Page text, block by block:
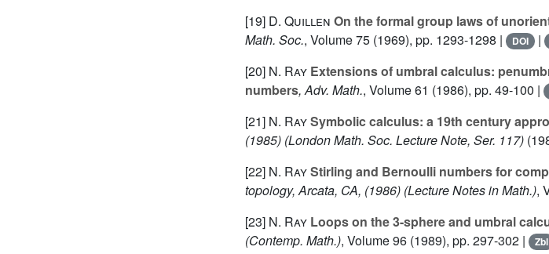
[19] D. Quillen On the formal group laws of
Math. Soc., Volume 75 (1969), pp. 1293-1298 | DOI |
[20] N. Ray Extensions of umbral calculus:
numbers, Adv. Math., Volume 61 (1986), pp. 49-100 |
[21] N. RaySymbolic calculus: a 19th century
(1985) (London Math. Soc. Lecture Note, Ser. 117)
[22] N. RayStirling and Bernoulli numbers for
topology, Arcata, CA, (1986) (Lecture Notes in Math.),
[23] N. Ray Loops on the 3-sphere and umbral
(Contemp. Math.), Volume 96 (1989), pp. 297-302 | Zbl